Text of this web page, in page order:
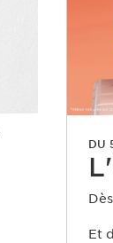
DU
Dès
Et